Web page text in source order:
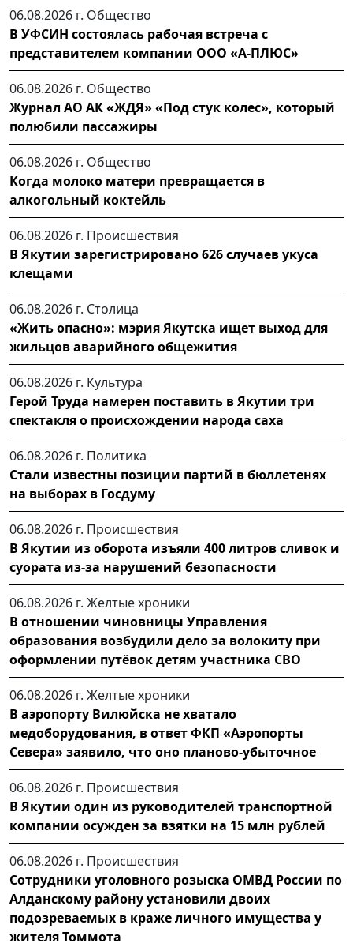
06.08.2026 г. Общество
В УФСИН состоялась рабочая встреча с
представителем компании ООО «А-ПЛЮС»
06.08.2026 г. Общество
Журнал АО АК «ЖДЯ» «Под стук колес», который
полюбили пассажиры
06.08.2026 г. Общество
Когда молоко матери превращается в
алкогольный коктейль
06.08.2026 г. Происшествия
В Якутии зарегистрировано 626 случаев укуса
клещами
06.08.2026 г. Столица
«Жить опасно»: мэрия Якутска ищет выход для
жильцов аварийного общежития
06.08.2026 г. Культура
Герой Труда намерен поставить в Якутии три
спектакля о происхождении народа саха
06.08.2026 г. Политика
Стали известны позиции партий в бюллетенях
на выборах в Госдуму
06.08.2026 г. Происшествия
В Якутии из оборота изъяли 400 литров сливок и
суората из-за нарушений безопасности
06.08.2026 г. Желтые хроники
В отношении чиновницы Управления
образования возбудили дело за волокиту при
оформлении путёвок детям участника СВО
06.08.2026 г. Желтые хроники
В аэропорту Вилюйска не хватало
медоборудования, в ответ ФКП «Аэропорты
Севера» заявило, что оно планово-убыточное
06.08.2026 г. Происшествия
В Якутии один из руководителей транспортной
компании осужден за взятки на 15 млн рублей
06.08.2026 г. Происшествия
Сотрудники уголовного розыска ОМВД России по
Алданскому району установили двоих
подозреваемых в краже личного имущества у
жителя Томмота